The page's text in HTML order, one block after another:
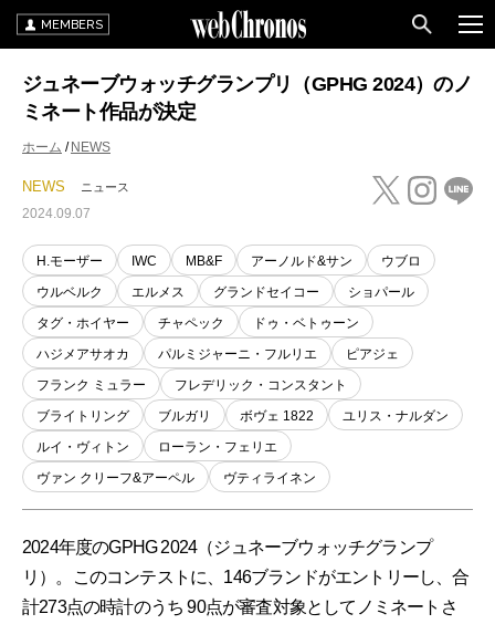
MEMBERS
ジュネーブウォッチグランプリ（GPHG 2024）のノ
ミネート作品が決定
ホーム NEWS
NEWS ニュース
2024.09.07
H.モーザー IWC MB&F アーノルド&サン
ウブロ
ウルベルク
エルメス グランドセイコー
ショパール
タグ・ホイヤー
チャペック
ドゥ・ベトゥーン
ハジメアサオカ
パルミジャーニ・フルリエ
ピアジェ
フランク ミュラー
フレデリック・コンスタント
ブライトリング
ブルガリ ボヴェ 1822
ユリス・ナルダン
ルイ・ヴィトン
ローラン・フェリエ
ヴァン クリーフ&アーペル
ヴティライネン
2024年度のGPHG 2024（ジュネーブウォッチグランプ
リ）。このコンテストに、146ブランドがエントリーし、合
計273点の時計のうち 90点が審査対象としてノミネートさ